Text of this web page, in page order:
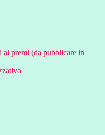
ai premi (da pubblicare in